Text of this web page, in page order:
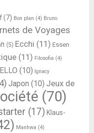
(7) Bon plan (4) Bruno
de Voyages
(5) Ecchi (11) Essen
(11) Filosofia (4)
(10) Ignacy
Japon (10) Jeux de
(70)
(17) Klaus-
Manhwa (4)